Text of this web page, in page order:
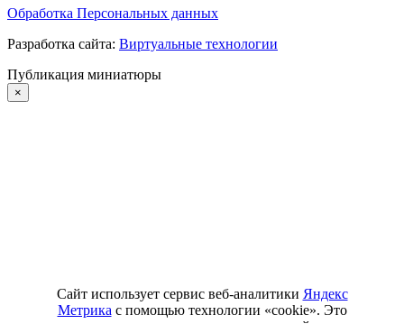
Обработка Персональных данных
Разработка сайта: Виртуальные технологии
Публикация миниатюры
×
Сайт использует сервис веб-аналитики Яндекс
Метрика с помощью технологии «cookie». Это